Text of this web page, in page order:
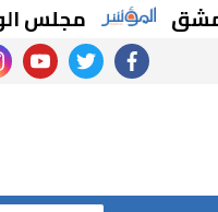
مجلس الوزراء
facebook
twitter